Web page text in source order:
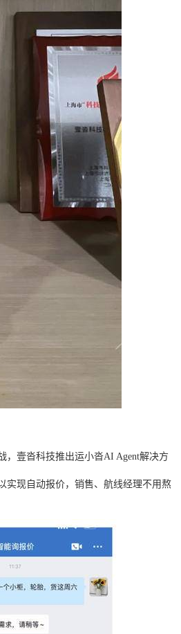
壹沓科技推出运小沓AI Agent解决方
实现自动报价，销售、航线经理不用熬